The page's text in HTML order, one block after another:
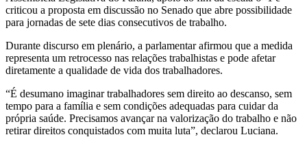
criticou a proposta em discussão no Senado que abre possibilidade
para jornadas de sete dias consecutivos de trabalho.
Durante discurso em plenário, a parlamentar afirmou que a medida
representa um retrocesso nas relações trabalhistas e pode afetar
diretamente a qualidade de vida dos trabalhadores.
“É desumano imaginar trabalhadores sem direito ao descanso, sem
tempo para a família e sem condições adequadas para cuidar da
própria saúde. Precisamos avançar na valorização do trabalho e não
retirar direitos conquistados com muita luta”, declarou Luciana.